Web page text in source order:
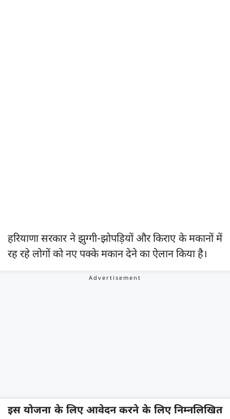
हरियाणा सरकार ने झुग्गी-झोपड़ियों और किराए के मकानों में
रह रहे लोगों को नए पक्के मकान देने का ऐलान किया है।
इस योजना के लिए आवेदन करने के लिए निम्नलिखित